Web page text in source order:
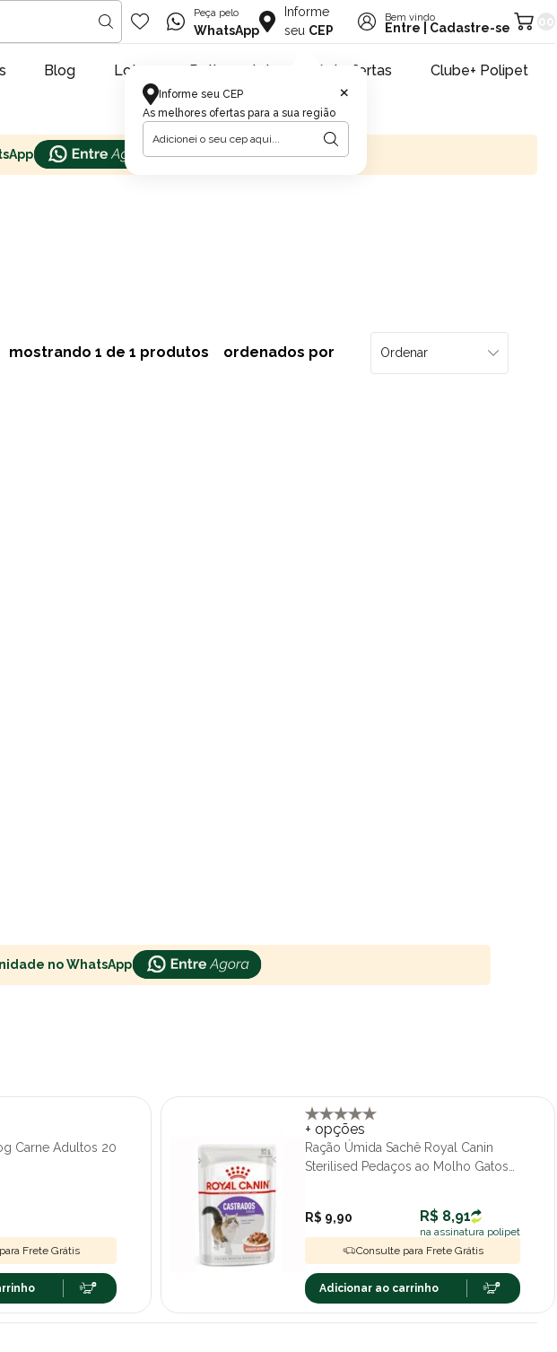
Peça pelo
WhatsApp
Informe
seu CEP
Informe seu CEP
As melhores ofertas para a sua região
×
Bem vindo
Entre Cadastre-se
Blog Lojas Retire na loja Pet ofertas Clube+ Polipet
mostrando 1 de 1 produtos ordenados por
no WhatsApp
Carne Adultos 20
Frete Grátis
+ opções
Ração Úmida Sachê Royal Canin
Sterilised Pedaços ao Molho Gatos
R$ 9,90 R$ 8,91
na assinatura polipet
Consulte para Frete Grátis
Adicionar ao carrinho